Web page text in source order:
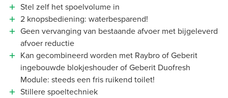
Stel zelf het spoelvolume in
2 knopsbediening: waterbesparend!
Geen vervanging van bestaande afvoer met bijgeleverd
afvoer reductie
Kan gecombineerd worden met Raybro of Geberit
ingebouwde blokjeshouder of Geberit Duofresh
Module: steeds een fris ruikend toilet!
Stillere spoeltechniek